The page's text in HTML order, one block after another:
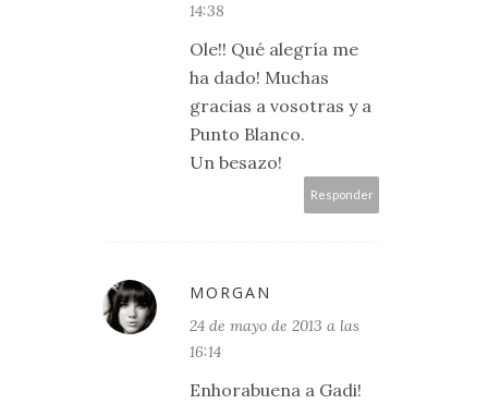
14:38
Ole!! Qué alegría me
ha dado! Muchas
gracias a vosotras y a
Punto Blanco.
Un besazo!
Responder
MORGAN
24 de mayo de 2013 a las
16:14
Enhorabuena a Gadi!